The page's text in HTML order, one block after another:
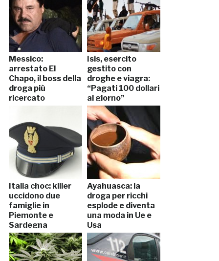
Messico:
arrestato El
Chapo, il boss della
droga più
ricercato
Isis, esercito
gestito con
droghe e viagra:
“Pagati 100 dollari
al giorno”
Italia choc: killer
uccidono due
famiglie in
Piemonte e
Sardegna
Ayahuasca: la
droga per ricchi
esplode e diventa
una moda in Ue e
Usa